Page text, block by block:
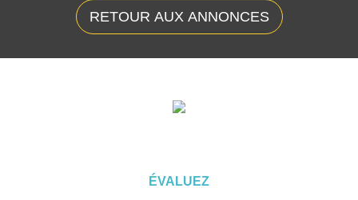
RETOUR AUX ANNONCES
ÉVALUEZ